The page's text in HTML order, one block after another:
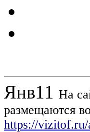
Янв11 На
размещаются
https://vizitof.ru/